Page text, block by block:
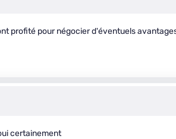
profité pour négocier d'éventuels
certainement